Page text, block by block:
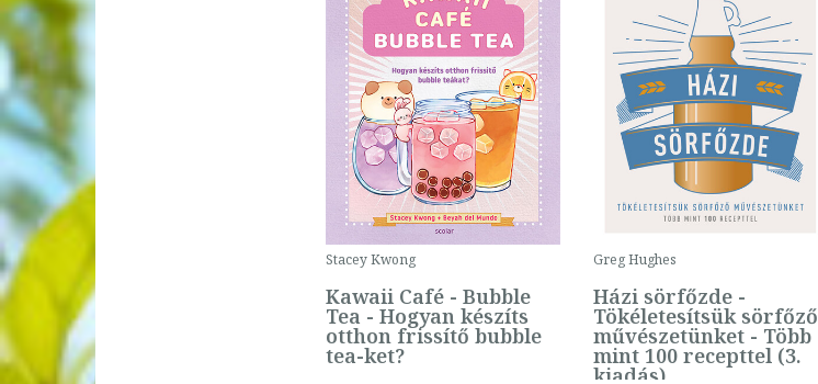
Stacey Kwong
Kawaii Café - Bubble
Tea - Hogyan készíts
otthon frissítő bubble
tea-ket?
Greg Hughes
Házi sörfőzde -
Tökéletesítsük sörfőző
művészetünket - Több
mint 100 recepttel (3.
kiadás)